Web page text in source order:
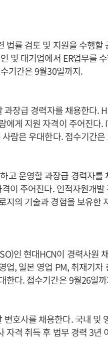
법률 검토 및 지원을 수행할
및 대기업에서 ER업무를
기간은 9월30일까지.
장급 경력자를 채용한다.
에게 지원 자격이 주어진다.
람은 우대한다. 접수기간
고 운영할 과장급 경력자를
이 주어진다. 인적자원개
지의 기술과 경험을 보유한
인 현대HCN이 경력사원
, 일본 영업 PM, 취재기자
한다. 접수기간은 9월26일
호사를 채용한다. 국내 및
격 취득 후 법무 경력 3년